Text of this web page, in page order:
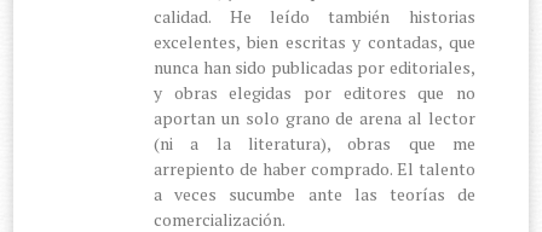
calidad. He leído también historias
excelentes, bien escritas y contadas, que
nunca han sido publicadas por editoriales,
y obras elegidas por editores que no
aportan un solo grano de arena al lector
(ni a la literatura), obras que me
arrepiento de haber comprado. El talento
a veces sucumbe ante las teorías de
comercialización.